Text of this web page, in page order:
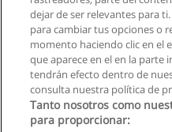
dejar de ser relevantes para
para cambiar tus opciones o
momento haciendo clic en el
que aparece en el en la parte
tendrán efecto dentro de
consulta nuestra política de
Tanto nosotros como
para proporcionar: